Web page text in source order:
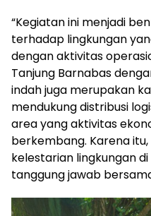
“Kegiatan ini menjadi
terhadap lingkungan
dengan aktivitas
Tanjung Barnabas
indah juga merupakan
mendukung distribusi
area yang aktivitas
berkembang. Karena
kelestarian lingkungan
tanggung jawab